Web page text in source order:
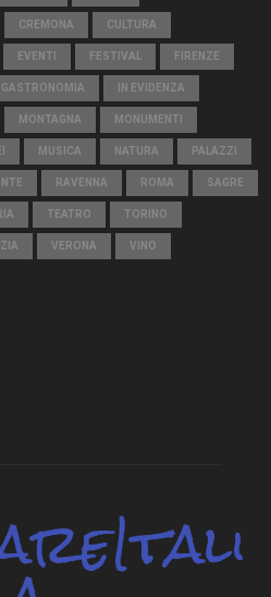
CREMONA CULTURA
EVENTI FESTIVAL FIRENZE
GASTRONOMIA IN EVIDENZA
MONTAGNA MONUMENTI
MUSICA NATURA PALAZZI
RAVENNA ROMA SAGRE
TEATRO TORINO
VERONA VINO